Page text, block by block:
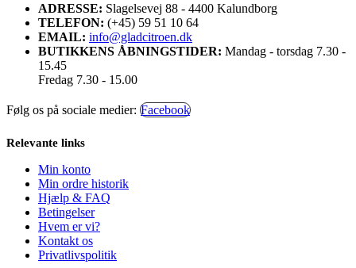
ADRESSE: Slagelsevej 88 - 4400 Kalundborg
TELEFON: (+45) 59 51 10 64
EMAIL: info@gladcitroen.dk
BUTIKKENS ÅBNINGSTIDER: Mandag - torsdag 7.30 -
15.45
Fredag 7.30 - 15.00
Følg os på sociale medier: Facebook
Relevante links
Min konto
Min ordre historik
Hjælp & FAQ
Betingelser
Hvem er vi?
Kontakt os
Privatlivspolitik